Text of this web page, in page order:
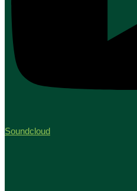
Soundcloud